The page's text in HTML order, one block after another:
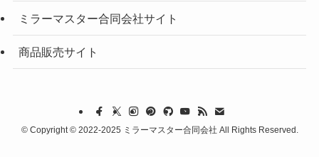
ミラーマスター合同会社サイト
商品販売サイト
©Copyright © 2022-2025 ミラーマスター合同会社 All Rights Reserved.